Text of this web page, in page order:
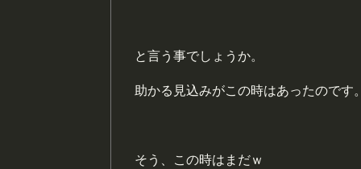
と言う事でしょうか。
助かる見込みがこの時はあったのです
そう、この時はまだｗ